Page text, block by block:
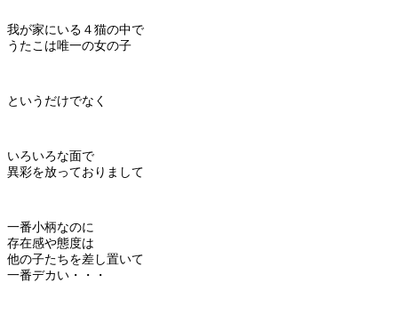
我が家にいる４猫の中で
うたこは唯一の女の子
というだけでなく
いろいろな面で
異彩を放っておりまして
一番小柄なのに
存在感や態度は
他の子たちを差し置いて
一番デカい・・・